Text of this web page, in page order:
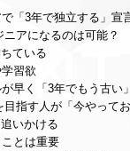
e
r
C
a
r
e
e
r）
「3年で独立する」宣
アになるのは可能？
ている
習欲
早く「3年でもう古い
指す人が「今やって
いかける
とは重要